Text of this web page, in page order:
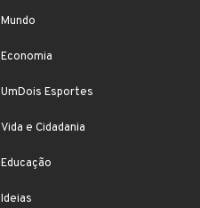
Mundo
Economia
UmDois Esportes
Vida e Cidadania
Educação
Ideias